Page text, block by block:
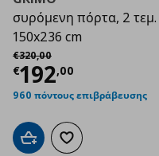
συρόμενη πόρτα, 2 τεμ.
150x236 cm
€320,00
Αρχική τιμή
€192,00
Τρέχουσα
960 πόντους επιβράβευσης
Προσθήκη στο καλάθι
Προσθήκη στα